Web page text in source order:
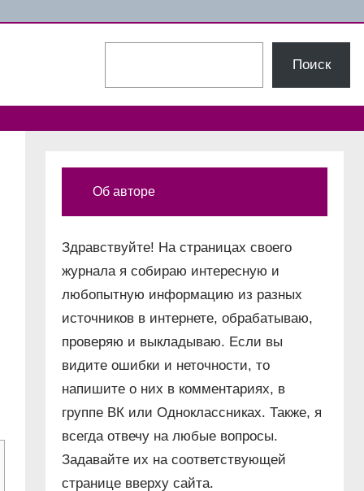
Поиск
Об авторе
Здравствуйте! На страницах своего
журнала я собираю интересную и
любопытную информацию из разных
источников в интернете, обрабатываю,
проверяю и выкладываю. Если вы
видите ошибки и неточности, то
напишите о них в комментариях, в
группе ВК или Одноклассниках. Также, я
всегда отвечу на любые вопросы.
Задавайте их на соответствующей
странице вверху сайта.